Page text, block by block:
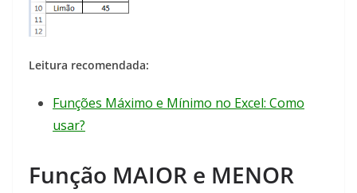
Leitura recomendada:
Funções Máximo e Mínimo no Excel: Como
usar?
Função MAIOR e MENOR